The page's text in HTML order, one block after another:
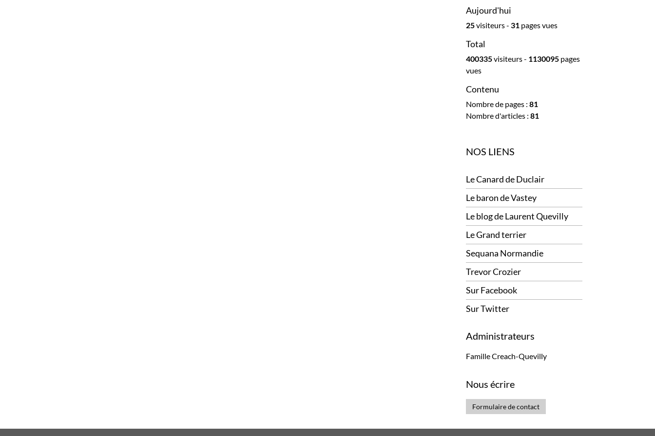
Aujourd'hui
25visiteurs - 31pages vues
Total
400335visiteurs - 1130095pages
vues
Contenu
Nombre de pages : 81
Nombre d'articles : 81
NOS LIENS
Le Canard de Duclair
Le baron de Vastey
Le blog de Laurent Quevilly
Le Grand terrier
Sequana Normandie
Trevor Crozier
Sur Facebook
Sur Twitter
Administrateurs
Famille Creach-Quevilly
Nous écrire
Formulaire de contact